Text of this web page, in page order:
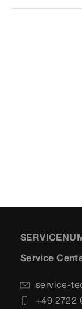
Service
service-
+49 2722